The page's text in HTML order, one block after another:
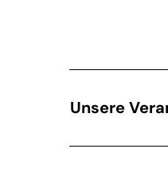
Unsere